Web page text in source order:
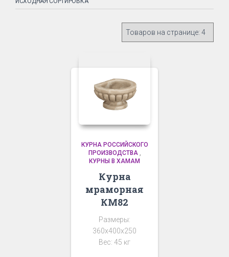
КУРНА РОССИЙСКОГО
ПРОИЗВОДСТВА,
КУРНЫ В ХАМАМ
Курна
мраморная
КМ82
Размеры:
360x400x250
Вес: 45 кг